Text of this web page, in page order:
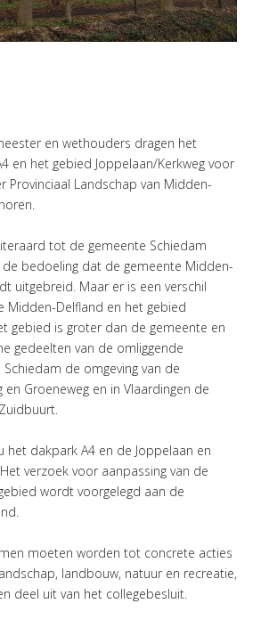
en wethouders dragen het
en het gebied Joppelaan/Kerkweg voor
Provinciaal Landschap van Midden-
tot de gemeente Schiedam
bedoeling dat de gemeente Midden-
uitgebreid. Maar er is een verschil
Midden-Delfland en het gebied
gebied is groter dan de gemeente en
gedeelten van de omliggende
de omgeving van de
en Groeneweg en in Vlaardingen de
het dakpark A4 en de Joppelaan en
verzoek voor aanpassing van de
wordt voorgelegd aan de
moeten worden tot concrete acties
landbouw, natuur en recreatie,
deel uit van het collegebesluit.